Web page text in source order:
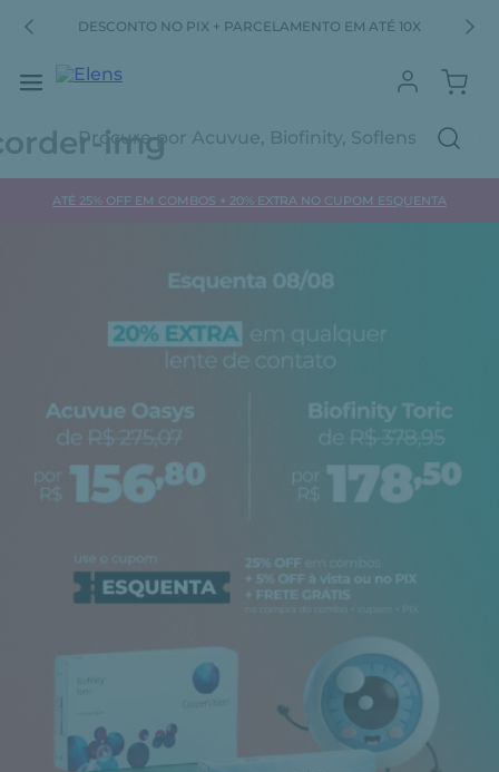
DESCONTO NO PIX + PARCELAMENTO EM ATÉ 10X
ATÉ 25% OFF EM COMBOS + 20% EXTRA NO CUPOM ESQUENTA